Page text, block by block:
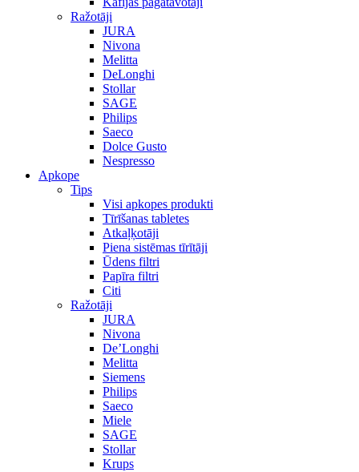
Ražotāji
JURA
Nivona
Melitta
DeLonghi
Stollar
SAGE
Philips
Saeco
Dolce Gusto
Nespresso
Apkope
Tips
Visi apkopes produkti
Tīrīšanas tabletes
Atkaļķotāji
Piena sistēmas tīrītāji
Ūdens filtri
Papīra filtri
Citi
Ražotāji
JURA
Nivona
De’Longhi
Melitta
Siemens
Philips
Saeco
Miele
SAGE
Stollar
Krups